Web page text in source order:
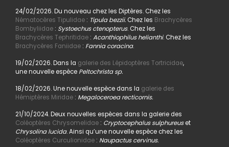
24/02/2026. Du nouveau chez les Diptères. Chez les
Nématocères Tipulidae: Tipula bezzii. Chez les Brachycères
Bombyliidae: Systoechus ctenopterus. Chez les
Brachycères Tephritidae: Acanthiophilus helianthi. Chez les
Brachycères Faniidae: Fannia coracina.
19/02/2026. Dans la galerie des Lépidoptères Tortricidae,
une nouvelle espèce Peltochrista sp.
18/02/2026. Une nouvelle espèce dans la galerie des
Hémiptères Miridae: Megaloceroea recticornis.
21/10/2024. Deux nouvelles espèces dans la galerie des
Coléoptères Chrysomelidae: Cryptocephalus sulphureuset
Chrysolina lucida. Ainsi qu’une nouvelle espèce chez les
Coléoptères Curculionidae : Naupactus cervinus.